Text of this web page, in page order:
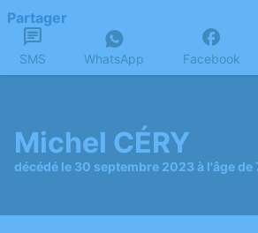
Partager
SMS WhatsApp Facebook
Michel CÉRY
décédé le 30 septembre 2023 à l'âge de